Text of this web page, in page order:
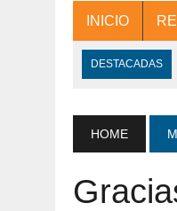
INICIO
DESTACADAS
JULIO 30, 2026 |
JULIO 30, 2026
HOME